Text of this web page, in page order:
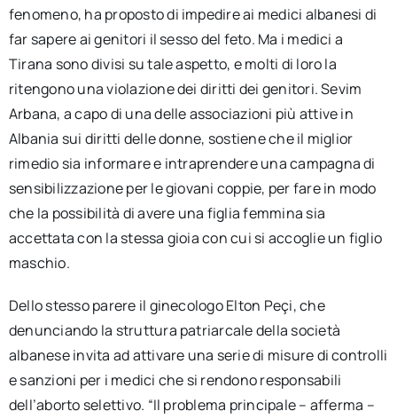
fenomeno, ha proposto di impedire ai medici albanesi di
far sapere ai genitori il sesso del feto. Ma i medici a
Tirana sono divisi su tale aspetto, e molti di loro la
ritengono una violazione dei diritti dei genitori. Sevim
Arbana, a capo di una delle associazioni più attive in
Albania sui diritti delle donne, sostiene che il miglior
rimedio sia informare e intraprendere una campagna di
sensibilizzazione per le giovani coppie, per fare in modo
che la possibilità di avere una figlia femmina sia
accettata con la stessa gioia con cui si accoglie un figlio
maschio.
Dello stesso parere il ginecologo Elton Peçi, che
denunciando la struttura patriarcale della società
albanese invita ad attivare una serie di misure di controlli
e sanzioni per i medici che si rendono responsabili
dell’aborto selettivo. “Il problema principale – afferma –